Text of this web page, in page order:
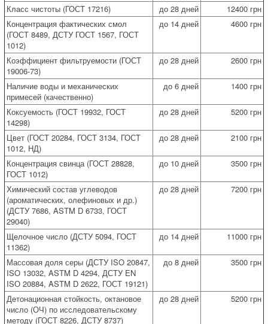
Класс чистоты (ГОСТ 17216)
до 28 дней
12400 грн
Концентрация фактических смол
(ГОСТ 8489, ДСТУ ГОСТ 1567, ГОСТ
1012)
до 14 дней 4600 грн
Коэффициент фильтруемости (ГОСТ
19006-73)
до 28 дней 2600 грн
Наличие воды и механических
примесей (качественно)
до 6 дней 1400 грн
Коксуемость (ГОСТ 19932, ГОСТ
14298)
до 28 дней 5200 грн
Цвет (ГОСТ 20284, ГОСТ 3134, ГОСТ
1012, НД)
до 28 дней 2100 грн
Концентрация свинца (ГОСТ 28828,
ГОСТ 1012)
до 10 дней 3500 грн
Химический состав углеводов
(ароматических, олефиновых и др.)
(ДСТУ 7686, ASTM D 6733, ГОСТ
29040)
до 28 дней 7200 грн
Щелочное число (ДСТУ 5094, ГОСТ
11362)
до 14 дней 11000 грн
Массовая доля серы (ДСТУ ISO 20847,
ISO 13032, ASTM D 4294, ДСТУ EN
ISО 20884, ASTM D 2622, ГОСТ 19121)
до 8 дней 3500 грн
Детонационная стойкость, октановое
число (ОЧ) по исследовательскому
методу (ГОСТ 8226, ДСТУ 8737)
до 28 дней 5200 грн